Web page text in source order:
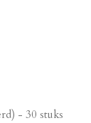
- 30 stuks